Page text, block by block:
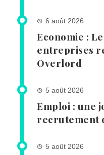
6 août 2026
Economie :
entreprises
Overlord
5 août 2026
Emploi : une
recrutement
5 août 2026